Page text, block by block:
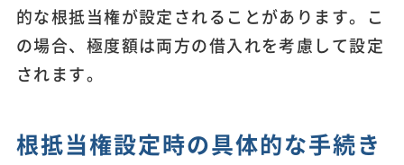
的な根抵当権が設定されることがあります。こ
の場合、極度額は両方の借入れを考慮して設定
されます。
根抵当権設定時の具体的な手続き